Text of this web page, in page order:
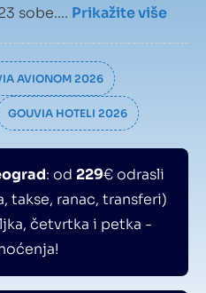
sobe.... Prikažite više
AVIONOM 2026
GOUVIA HOTELI 2026
: od 229€ odrasli
takse, ranac, transferi)
četvrtka i petka -